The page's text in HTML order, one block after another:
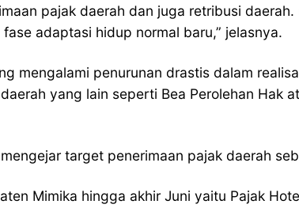
pajak daerah dan juga retribusi
adaptasi hidup normal baru,” jelasnya.
mengalami penurunan drastis dalam
yang lain seperti Bea Perolehan Hak
target penerimaan pajak daerah
Mimika hingga akhir Juni yaitu Pajak